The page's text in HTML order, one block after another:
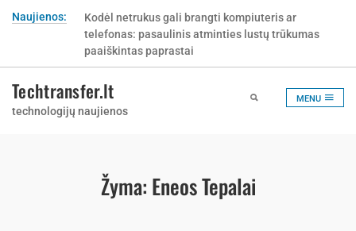
Naujienos:
Kodėl netrukus gali brangti kompiuteris ar
telefonas: pasaulinis atminties lustų trūkumas
paaiškintas paprastai
Techtransfer.lt
technologijų naujienos
MENU
Žyma: Eneos Tepalai